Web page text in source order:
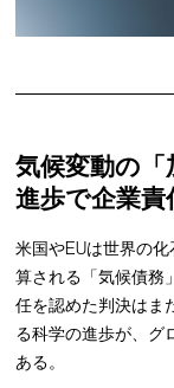
気候変動の「
進歩で企業
米国やEUは世界の
算される「気候債務
任を認めた判決はま
る科学の進歩が、グ
ある。